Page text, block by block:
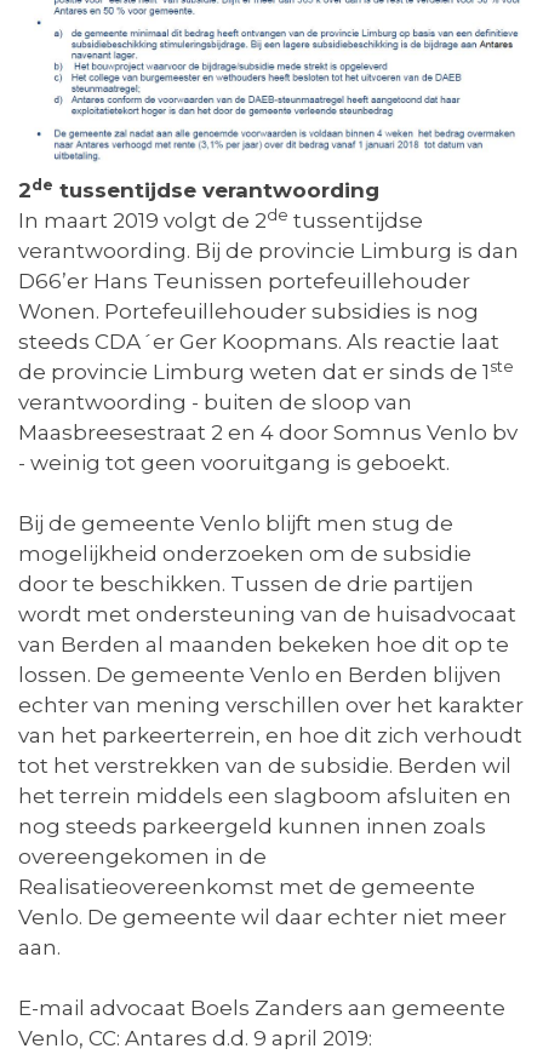
2de tussentijdse verantwoording
In maart 2019 volgt de 2de tussentijdse
verantwoording. Bij de provincie Limburg is dan
D66’er Hans Teunissen portefeuillehouder
Wonen. Portefeuillehouder subsidies is nog
steeds CDA´er Ger Koopmans. Als reactie laat
de provincie Limburg weten dat er sinds de 1 ste
verantwoording - buiten de sloop van
Maasbreesestraat 2 en 4 door Somnus Venlo bv
- weinig tot geen vooruitgang is geboekt.
Bij de gemeente Venlo blijft men stug de
mogelijkheid onderzoeken om de subsidie
door te beschikken. Tussen de drie partijen
wordt met ondersteuning van de huisadvocaat
van Berden al maanden bekeken hoe dit op te
lossen. De gemeente Venlo en Berden blijven
echter van mening verschillen over het karakter
van het parkeerterrein, en hoe dit zich verhoudt
tot het verstrekken van de subsidie. Berden wil
het terrein middels een slagboom afsluiten en
nog steeds parkeergeld kunnen innen zoals
overeengekomen in de
Realisatieovereenkomst met de gemeente
Venlo. De gemeente wil daar echter niet meer
aan.
E-mail advocaat Boels Zanders aan gemeente
Venlo, CC: Antares d.d. 9 april 2019: